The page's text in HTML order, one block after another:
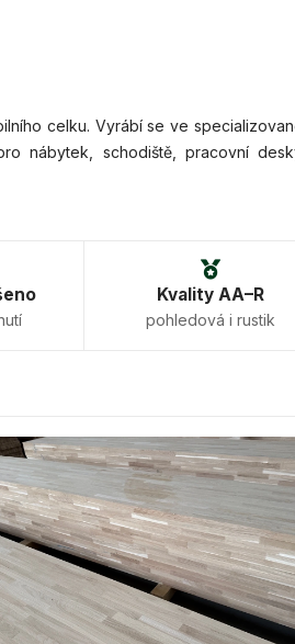
celku. Vyrábí se ve
nábytek, schodiště, pracovní
Kvality AA–R
pohledová i rustik